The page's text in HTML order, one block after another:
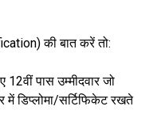
की बात करें तो:
पास उम्मीदवार जो
में डिप्लोमा/सर्टिफिकेट रखते